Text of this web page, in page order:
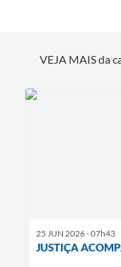
VEJA MAIS da
25 JUN 2026 - 07h43
JUSTIÇA